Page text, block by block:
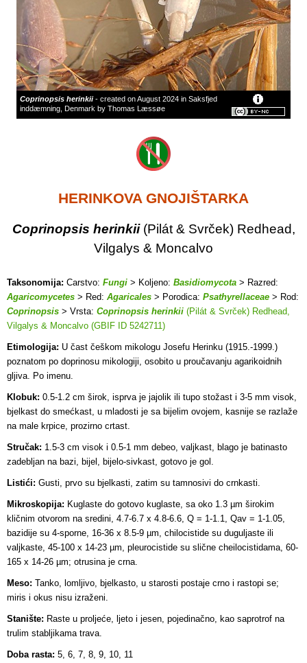
Coprinopsis herinkii- created on August 2024 in Saksfjed
inddæmning, Denmark by Thomas Læssøe
HERINKOVA GNOJIŠTARKA
Coprinopsis herinkii (Pilát & Svrček) Redhead,
Vilgalys & Moncalvo
Taksonomija: Carstvo: Fungi > Koljeno: Basidiomycota > Razred:
Agaricomycetes > Red: Agaricales > Porodica: Psathyrellaceae > Rod:
Coprinopsis > Vrsta: Coprinopsis herinkii (Pilát & Svrček) Redhead,
Vilgalys & Moncalvo (GBIF ID 5242711)
Etimologija: U čast češkom mikologu Josefu Herinku (1915.-1999.)
poznatom po doprinosu mikologiji, osobito u proučavanju agarikoidnih
gljiva. Po imenu.
Klobuk: 0.5-1.2 cm širok, isprva je jajolik ili tupo stožast i 3-5 mm visok,
bjelkast do smećkast, u mladosti je sa bijelim ovojem, kasnije se razlaže
na male krpice, prozirno crtast.
Stručak: 1.5-3 cm visok i 0.5-1 mm debeo, valjkast, blago je batinasto
zadebljan na bazi, bijel, bijelo-sivkast, gotovo je gol.
Listići: Gusti, prvo su bjelkasti, zatim su tamnosivi do crnkasti.
Mikroskopija: Kuglaste do gotovo kuglaste, sa oko 1.3 µm širokim
kličnim otvorom na sredini, 4.7-6.7 x 4.8-6.6, Q = 1-1.1, Qav = 1-1.05,
bazidije su 4-sporne, 16-36 x 8.5-9 µm, chilocistide su duguljaste ili
valjkaste, 45-100 x 14-23 µm, pleurocistide su slične cheilocistidama, 60-
165 x 14-26 µm; otrusina je crna.
Meso: Tanko, lomljivo, bjelkasto, u starosti postaje crno i rastopi se;
miris i okus nisu izraženi.
Stanište: Raste u proljeće, ljeto i jesen, pojedinačno, kao saprotrof na
trulim stabljikama trava.
Doba rasta: 5, 6, 7, 8, 9, 10, 11